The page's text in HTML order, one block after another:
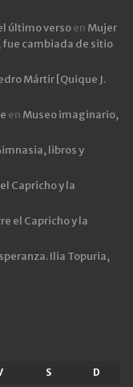
último versoen Mujer
fue cambiada de sitio
Mártir [Quique J.
en Museo imaginario,
libros y
Capricho y la
el Capricho y la
Ilia Topuria,
S
D